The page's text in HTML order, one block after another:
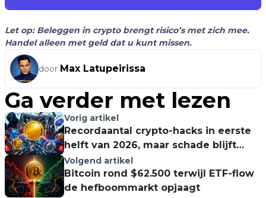
Let op: Beleggen in crypto brengt risico’s met zich mee.
Handel alleen met geld dat u kunt missen.
door Max Latupeirissa
Ga verder met lezen
Vorig artikel
Recordaantal crypto-hacks in eerste
helft van 2026, maar schade blijft
onder 1 miljard dollar
Volgend artikel
Bitcoin rond $62.500 terwijl ETF-flow
de hefboommarkt opjaagt